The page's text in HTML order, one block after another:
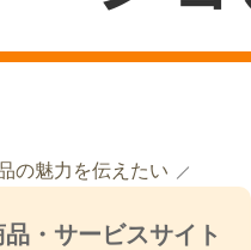
の魅力を伝えたい
品・サービスサイト